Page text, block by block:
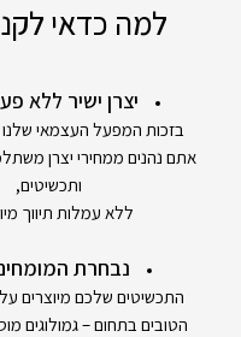
למה כדאי
יצרן ישיר ללא
בזכות המפעל העצמאי
אתם נהנים ממחירי יצרן
ותכשיטים,
ללא עמלות תיווך
נבחרת
התכשיטים שלכם מיוצרים על
הטובים בתחום – גמולוגים